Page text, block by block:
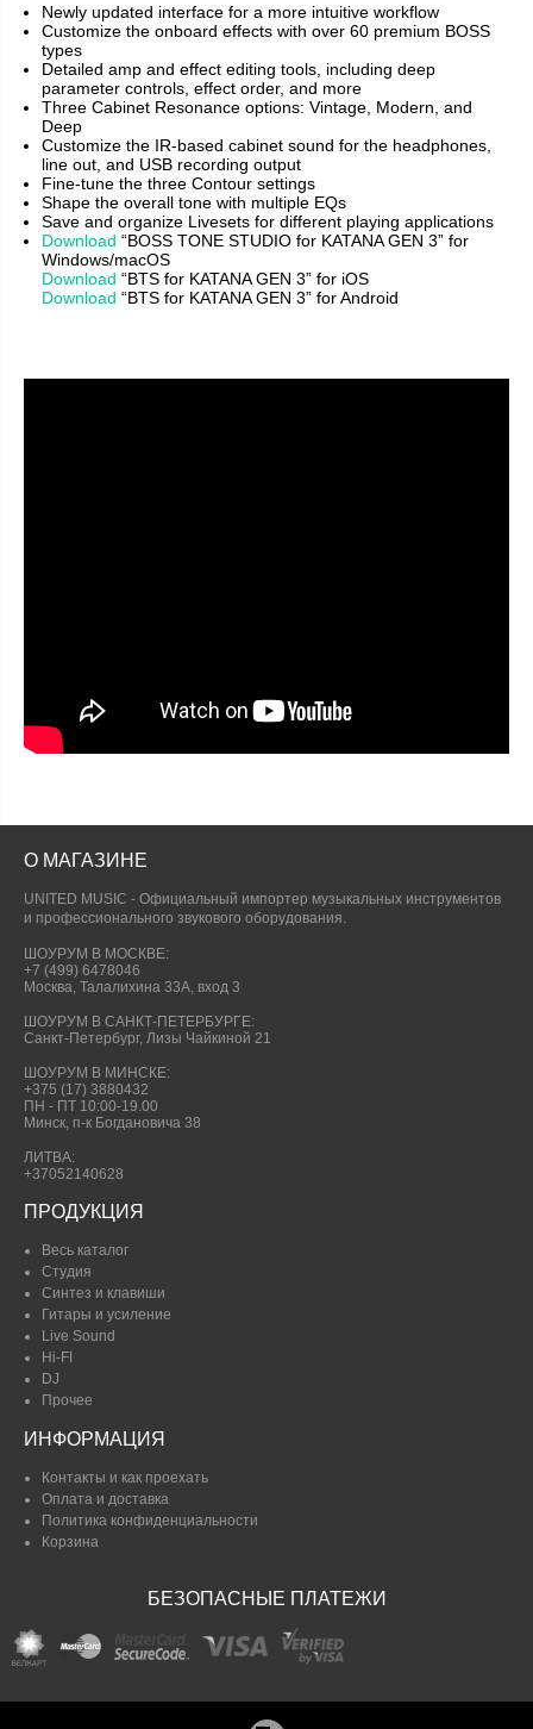
Newly updated interface for a more intuitive workflow
Customize the onboard effects with over 60 premium BOSS
types
Detailed amp and effect editing tools, including deep
parameter controls, effect order, and more
Three Cabinet Resonance options: Vintage, Modern, and
Deep
Customize the IR-based cabinet sound for the headphones,
line out, and USB recording output
Fine-tune the three Contour settings
Shape the overall tone with multiple EQs
Save and organize Livesets for different playing applications
Download “BOSS TONE STUDIO for KATANA GEN 3” for
Windows/macOS
Download “BTS for KATANA GEN 3” for iOS
Download “BTS for KATANA GEN 3” for Android
О МАГАЗИНЕ
UNITED MUSIC - Официальный импортер музыкальных инструментов
и профессионального звукового оборудования.
ШОУРУМ В МОСКВЕ:
+7 (499) 6478046
Москва, Талалихина 33А, вход 3
ШОУРУМ В САНКТ-ПЕТЕРБУРГЕ:
Санкт-Петербург, Лизы Чайкиной 21
ШОУРУМ В МИНСКЕ:
+375 (17) 3880432
ПН - ПТ 10:00-19.00
Минск, п-к Богдановича 38
ЛИТВА:
+37052140628
ПРОДУКЦИЯ
Весь каталог
Студия
Синтез и клавиши
Гитары и усиление
Live Sound
Hi-FI
DJ
Прочее
ИНФОРМАЦИЯ
Контакты и как проехать
Оплата и доставка
Политика конфиденциальности
Корзина
БЕЗОПАСНЫЕ ПЛАТЕЖИ